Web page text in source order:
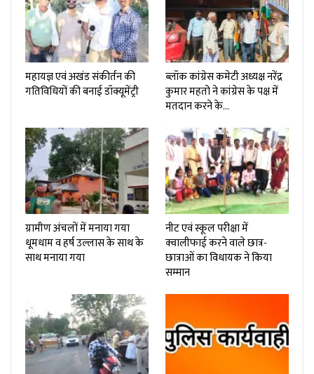
महायज्ञ एवं अखंड संकीर्तन की
गतिविधियों की बनाई डॉक्यूमेंट्री
ब्लॉक कांग्रेस कमेटी अध्यक्ष नरेंद्र
कुमार महतो ने कांग्रेस के पक्ष में
मतदान करने के…
ग्रामीण अंचलों में मनाया गया
धूमधाम व हर्ष उल्लास के साथ के
साथ मनाया गया
नीट एवं स्कूल परीक्षा में
क्वालीफाई करने वाले छात्र-
छात्राओं का विधायक ने किया
सम्मान